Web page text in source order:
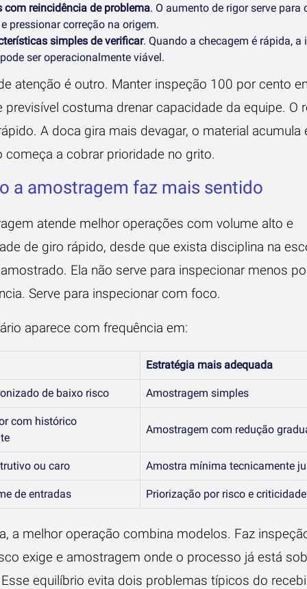
com reincidência de problema. O aumento de rigor serve para
pressionar correção na origem.
simples de verificar. Quando a checagem é rápida, a
ser operacionalmente viável.
atenção é outro. Manter inspeção 100 por cento
previsível costuma drenar capacidade da equipe. O
A doca gira mais devagar, o material acumula
começa a cobrar prioridade no grito.
a amostragem faz mais sentido
atende melhor operações com volume alto e
de giro rápido, desde que exista disciplina na
Ela não serve para inspecionar menos
Serve para inspecionar com foco.
aparece com frequência em:
Estratégia mais adequada
de baixo risco Amostragem simples
com histórico
Amostragem com redução
ou caro Amostra mínima tecnicamente
de entradas Priorização por risco e criticidade
a melhor operação combina modelos. Faz
exige e amostragem onde o processo já está sob
equilíbrio evita dois problemas típicos do